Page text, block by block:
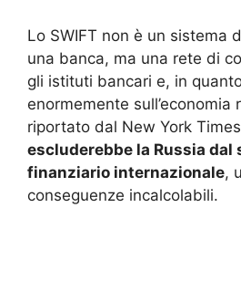
Lo SWIFT non è un sistema
una banca, ma una rete di
gli istituti bancari e, in
enormemente sull’economia
riportato dal New York
escluderebbe la Russia dal
finanziario internazionale,
conseguenze incalcolabili.